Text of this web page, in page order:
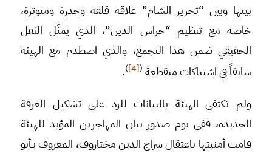
بينها وبين “تحرير الشام” علاقة قلقة وحذرة ومتوترة،
خاصة مع تنظيم “حراس الدين”، الذي يمثّل الثقل
الحقيقي ضمن هذا التجمع، والذي اصطدم مع الهيئة
سابقاً في اشتباكات متقطعة (
[4]
)
.
ولم تكتفي الهيئة بالبيانات للرد على تشكيل الغرفة
الجديدة، ففي يوم صدور بيان المهاجرين المؤيد للهيئة
قامت أمنيتها باعتقال سراج الدين مختاروف، المعروف بـأبو